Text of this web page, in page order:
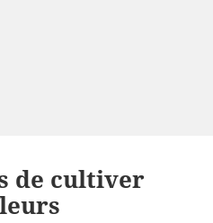
de cultiver